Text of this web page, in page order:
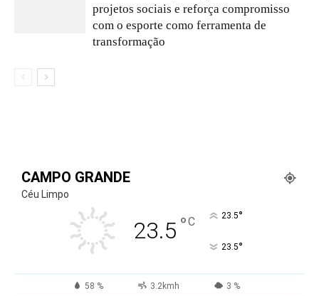
projetos sociais e reforça compromisso
com o esporte como ferramenta de
transformação
CAMPO GRANDE
Céu Limpo
23.5 °C 23.5°
23.5°
58 % 3.2kmh 3 %